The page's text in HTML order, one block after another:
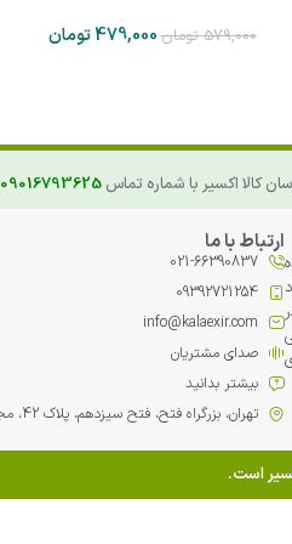
579,000 تومان479,000تومان
کالا اکسیر با شماره تماس 09016793625
ارتباط با ما
021-66390837
09392721254
info@kalaexir.com
صدای مشتریان
بیشتر بدانید
تهران، بزرگراه فتح، فتح سیزدهم، پلاک 42، مجتمع تجاري پایتخت
است.